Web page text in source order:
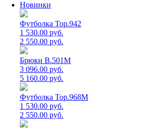
Новинки
Футболка Top.942
1 530.00 руб.
2 550.00 руб.
Брюки B.501M
3 096.00 руб.
5 160.00 руб.
Футболка Top.968M
1 530.00 руб.
2 550.00 руб.